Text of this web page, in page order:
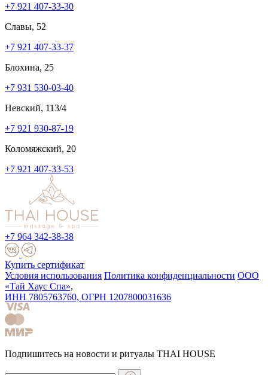
+7 921 407-33-30
Славы, 52
+7 921 407-33-37
Блохина, 25
+7 931 530-03-40
Невский, 113/4
+7 921 930-87-19
Коломяжский, 20
+7 921 407-33-53
+7 964 342-38-38
Купить сертификат
Условия использования Политика конфиденциальности ООО
«Тай Хаус Спа»,
ИНН 7805763760, ОГРН 1207800031636
Подпишитесь на новости и ритуалы THAI HOUSE